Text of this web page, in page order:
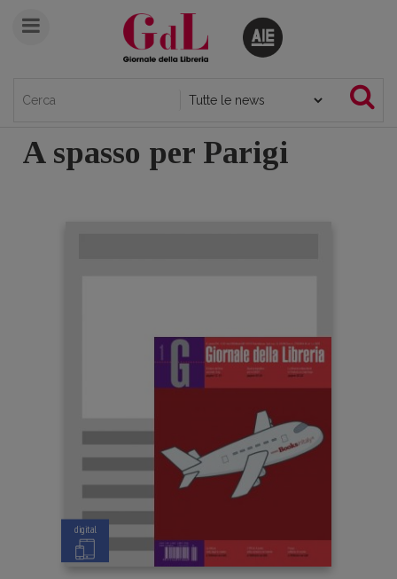
A spasso per Parigi
digital